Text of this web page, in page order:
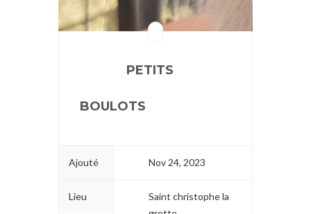
PETITS
BOULOTS
Ajouté Nov 24, 2023
Lieu
Saint christophe la